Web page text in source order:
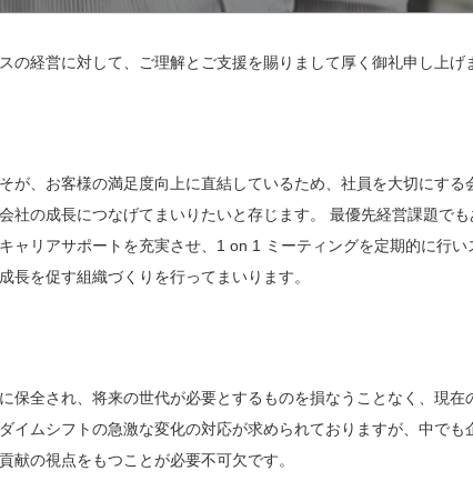
経営に対して、ご理解とご支援を賜りまして厚く御礼申し上げ
、お客様の満足度向上に直結しているため、社員を大切にす
の成長につなげてまいりたいと存じます。 最優先経営課題で
リアサポートを充実させ、1 on 1 ミーティングを定期的に行い
を促す組織づくりを行ってまいります。
全され、将来の世代が必要とするものを損なうことなく、現在
ムシフトの急激な変化の対応が求められておりますが、中で
の視点をもつことが必要不可欠です。